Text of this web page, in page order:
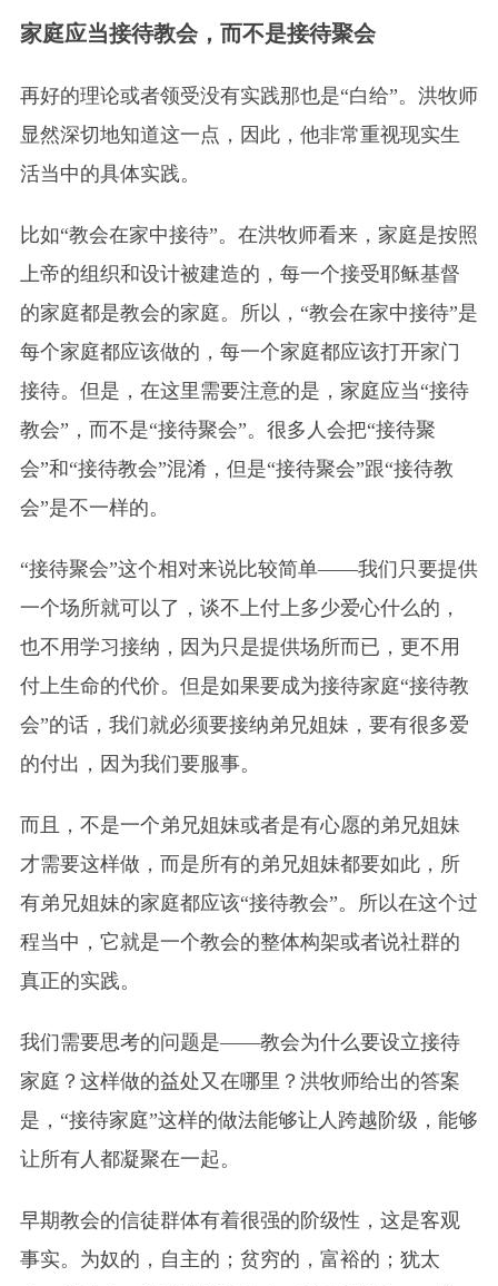
家庭应当接待教会，而不是接待聚会
再好的理论或者领受没有实践那也是“白给”。洪牧师
显然深切地知道这一点，因此，他非常重视现实生
活当中的具体实践。
比如“教会在家中接待”。在洪牧师看来，家庭是按照
上帝的组织和设计被建造的，每一个接受耶稣基督
的家庭都是教会的家庭。所以，“教会在家中接待”是
每个家庭都应该做的，每一个家庭都应该打开家门
接待。但是，在这里需要注意的是，家庭应当“接待
教会”，而不是“接待聚会”。很多人会把“接待聚
会”和“接待教会”混淆，但是“接待聚会”跟“接待教
会”是不一样的。
“接待聚会”这个相对来说比较简单——我们只要提供
一个场所就可以了，谈不上付上多少爱心什么的，
也不用学习接纳，因为只是提供场所而已，更不用
付上生命的代价。但是如果要成为接待家庭“接待教
会”的话，我们就必须要接纳弟兄姐妹，要有很多爱
的付出，因为我们要服事。
而且，不是一个弟兄姐妹或者是有心愿的弟兄姐妹
才需要这样做，而是所有的弟兄姐妹都要如此，所
有弟兄姐妹的家庭都应该“接待教会”。所以在这个过
程当中，它就是一个教会的整体构架或者说社群的
真正的实践。
我们需要思考的问题是——教会为什么要设立接待
家庭？这样做的益处又在哪里？洪牧师给出的答案
是，“接待家庭”这样的做法能够让人跨越阶级，能够
让所有人都凝聚在一起。
早期教会的信徒群体有着很强的阶级性，这是客观
事实。为奴的，自主的；贫穷的，富裕的；犹太